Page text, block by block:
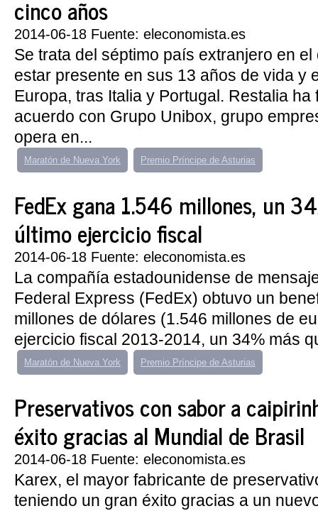
cinco años
2014-06-18 Fuente: eleconomista.es
Se trata del séptimo país extranjero en
estar presente en sus 13 años de vida y
Europa, tras Italia y Portugal. Restalia ha
acuerdo con Grupo Unibox, grupo
opera en...
Maratón de Nueva York Premio Príncipe de Asturias
FedEx gana 1.546 millones, un
último ejercicio fiscal
2014-06-18 Fuente: eleconomista.es
La compañía estadounidense de
Federal Express (FedEx) obtuvo un
millones de dólares (1.546 millones de
ejercicio fiscal 2013-2014, un 34% más
Maratón de Nueva York Premio Príncipe de Asturias
Preservativos con sabor a
éxito gracias al Mundial de Brasil
2014-06-18 Fuente: eleconomista.es
Karex, el mayor fabricante de
teniendo un gran éxito gracias a un